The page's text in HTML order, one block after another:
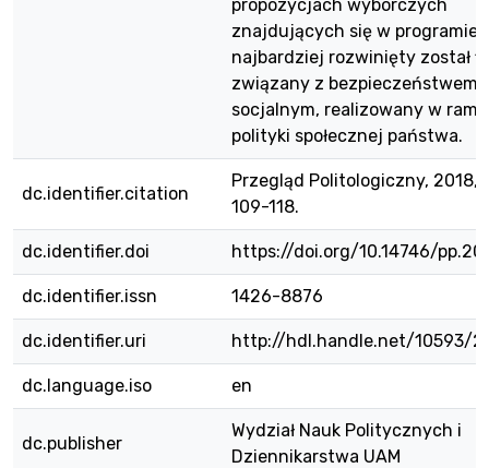
propozycjach wyborczych
znajdujących się w programie
najbardziej rozwinięty został
związany z bezpieczeństwem
socjalnym, realizowany w
polityki społecznej państwa.
dc.identifier.citation
Przegląd Politologiczny, 2018,
109-118.
dc.identifier.doi https://doi.org/10.14746/
dc.identifier.issn 1426-8876
dc.identifier.uri http://hdl.handle.net/10593/
dc.language.iso en
dc.publisher
Wydział Nauk Politycznych i
Dziennikarstwa UAM